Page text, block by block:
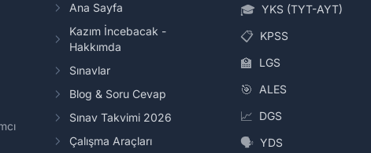
Ana Sayfa
Kazım İncebacak -
Hakkımda
Sınavlar
Blog & Soru Cevap
Sınav Takvimi 2026
Çalışma Araçları
🎓 YKS (TYT-AYT)
📋 KPSS
🏫 LGS
🎯 ALES
📈 DGS
🗣️ YDS